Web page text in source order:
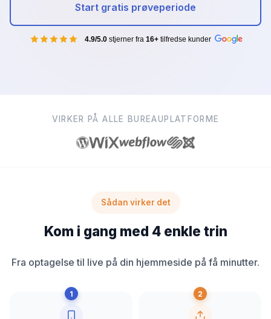
Start gratis prøveperiode
4.9/5.0 stjerner fra 16+ tilfredse kunder
VIRKER PÅ ALLE BUREAUPLATFORME
Sådan virker det
Kom i gang med 4 enkle trin
Fra optagelse til live på din hjemmeside på få minutter.
1 2